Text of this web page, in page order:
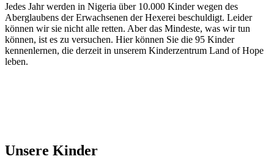
Jedes Jahr werden in Nigeria über 10.000 Kinder wegen des
Aberglaubens der Erwachsenen der Hexerei beschuldigt. Leider
können wir sie nicht alle retten. Aber das Mindeste, was wir tun
können, ist es zu versuchen. Hier können Sie die 95 Kinder
kennenlernen, die derzeit in unserem Kinderzentrum Land of Hope
leben.
Unsere Kinder